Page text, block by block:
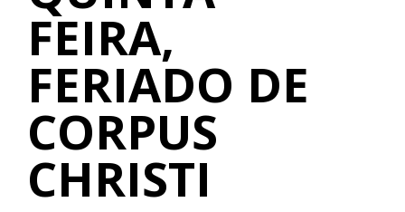
FEIRA,
FERIADO DE
CORPUS
CHRISTI